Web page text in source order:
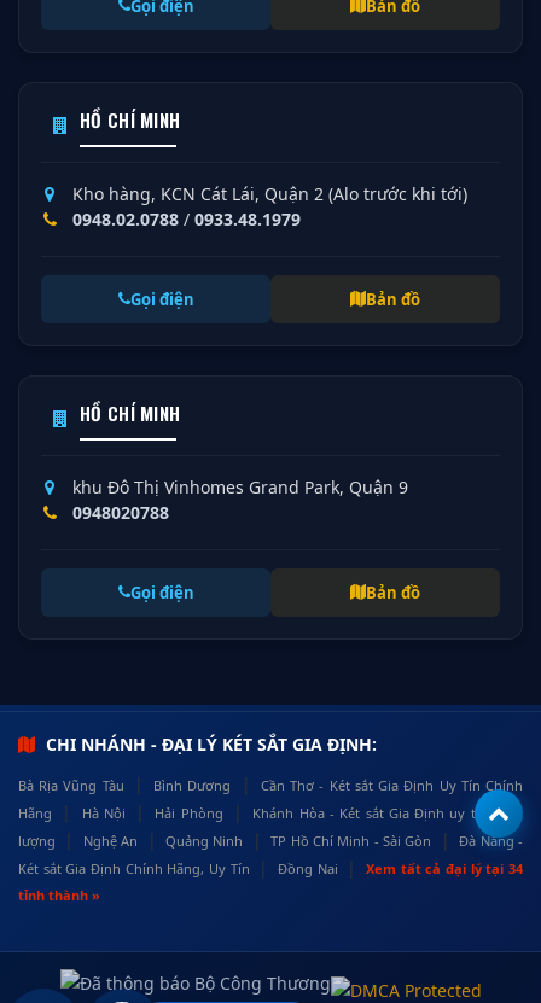
Gọi điện Bản đồ
HỒ CHÍ MINH
Kho hàng, KCN Cát Lái, Quận 2 (Alo trước khi tới)
0948.02.0788 / 0933.48.1979
Gọi điện Bản đồ
HỒ CHÍ MINH
khu Đô Thị Vinhomes Grand Park, Quận 9
0948020788
Gọi điện Bản đồ
CHI NHÁNH - ĐẠI LÝ KÉT SẮT GIA ĐỊNH:
Bà Rịa Vũng Tàu | Bình Dương |
Cần Thơ - Két sắt Gia Định Uy Tín Chính
Hãng
| Hà Nội | Hải Phòng |
Khánh Hòa - Két sắt Gia Định uy tín, chất
lượng
| Nghệ An | Quảng Ninh | TP Hồ Chí Minh - Sài Gòn |
Đà Nẵng -
Két sắt Gia Định Chính Hãng, Uy Tín
| Đồng Nai |
Xem tất cả đại lý tại 34
tỉnh thành »